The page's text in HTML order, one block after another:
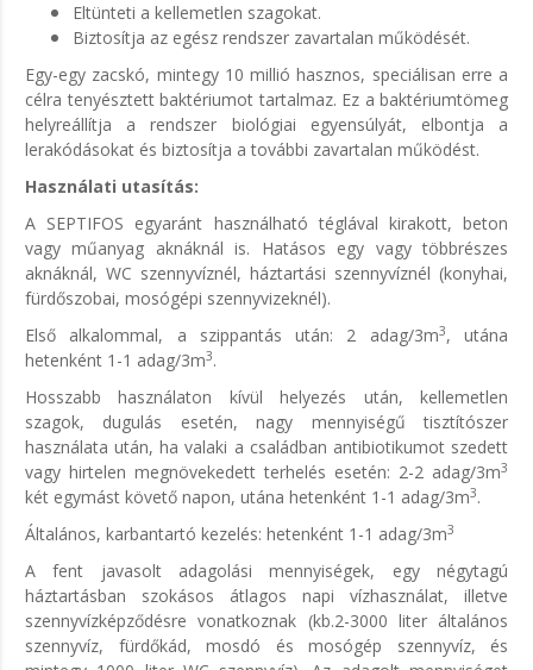
Eltünteti a kellemetlen szagokat.
Biztosítja az egész rendszer zavartalan működését.
Egy-egy zacskó, mintegy 10 millió hasznos, speciálisan erre a
célra tenyésztett baktériumot tartalmaz. Ez a baktériumtömeg
helyreállítja a rendszer biológiai egyensúlyát, elbontja a
lerakódásokat és biztosítja a további zavartalan működést.
Használati utasítás:
A SEPTIFOS egyaránt használható téglával kirakott, beton
vagy műanyag aknáknál is. Hatásos egy vagy többrészes
aknáknál, WC szennyvíznél, háztartási szennyvíznél (konyhai,
fürdőszobai, mosógépi szennyvizeknél).
Első alkalommal, a szippantás után: 2 adag/3m3, utána
hetenként 1-1 adag/3m3.
Hosszabb használaton kívül helyezés után, kellemetlen
szagok, dugulás esetén, nagy mennyiségű tisztítószer
használata után, ha valaki a családban antibiotikumot szedett
vagy hirtelen megnövekedett terhelés esetén: 2-2 adag/3m3
két egymást követő napon, utána hetenként 1-1 adag/3m3.
Általános, karbantartó kezelés: hetenként 1-1 adag/3m3
A fent javasolt adagolási mennyiségek, egy négytagú
háztartásban szokásos átlagos napi vízhasználat, illetve
szennyvízképződésre vonatkoznak (kb.2-3000 liter általános
szennyvíz, fürdőkád, mosdó és mosógép szennyvíz, és